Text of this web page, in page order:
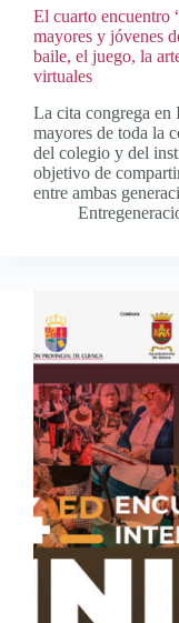
El cuarto encuentro
mayores y jóvenes
baile, el juego, la
virtuales
La cita congrega en
mayores de toda la
del colegio y del
objetivo de
entre ambas